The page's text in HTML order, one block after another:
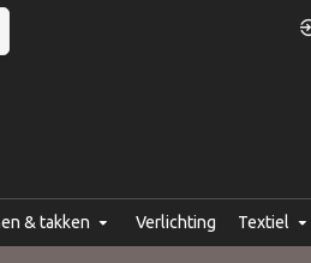
& takken Verlichting Textiel